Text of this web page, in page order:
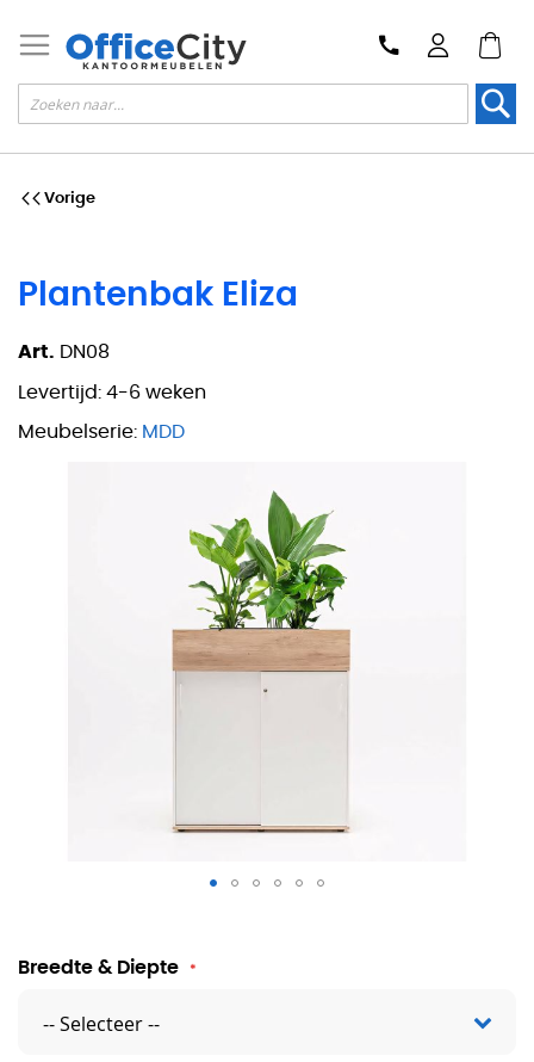
Plantenbak Eliza
Art. DN08
Levertijd: 4-6 weken
Meubelserie: MDD
Plantenbak Eliza
Breedte & Diepte
Vorige